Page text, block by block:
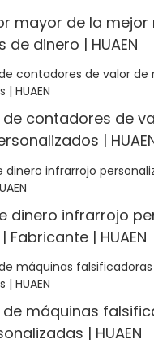
mayor de la
dinero | HUAEN
contadores de
|
dinero infrarrojo
| HUAEN
de máquinas
| HUAEN